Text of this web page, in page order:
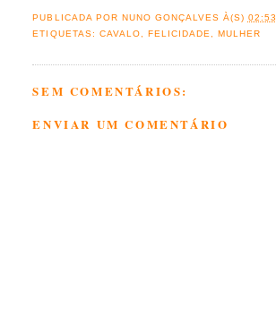
PUBLICADA POR NUNO GONÇALVES À(S) 02:53
ETIQUETAS: CAVALO, FELICIDADE, MULHER
SEM COMENTÁRIOS:
ENVIAR UM COMENTÁRIO